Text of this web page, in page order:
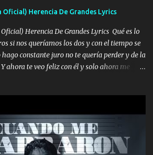
ahora ya este con Dios el destino así lo
volvernos a vernos El recuerdo que yo
se va, en mi corazón me llevo lo mismo que
pongo triste porque no puedo mirarte, mas se
tu eres mi gran ángel, El desespero me
Oficial) Herencia De Grandes Lyrics
Herencia De Grandes Lyrics Qué es lo
si nos queríamos los dos y con el tiempo se
hago constante juro no te quería perder y de la
ahora te veo feliz con él y solo ahora me
me perderé en la soledad Porque me
no fui el final feliz el final fue triste pa mí Y
sabiendo que moría por ti yo y la luna
embriagamos Quién sabe qué será de mí si